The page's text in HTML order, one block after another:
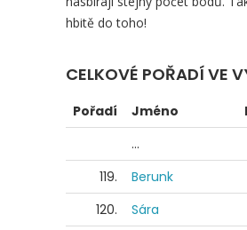
hbitě do toho!
CELKOVÉ POŘADÍ VE
Pořadí Jméno
...
119.
Berunk
120.
Sára